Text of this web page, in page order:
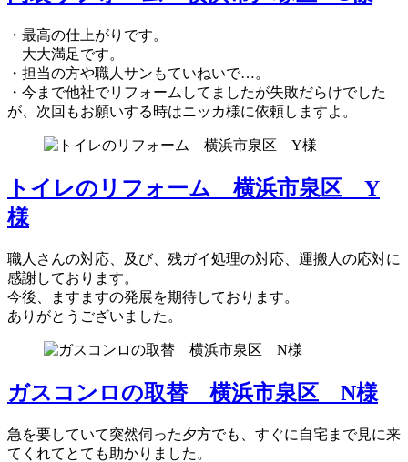
・最高の仕上がりです。
大大満足です。
・担当の方や職人サンもていねいで…。
・今まで他社でリフォームしてましたが失敗だらけでした
が、次回もお願いする時はニッカ様に依頼しますよ。
トイレのリフォーム 横浜市泉区 Y
様
職人さんの対応、及び、残ガイ処理の対応、運搬人の応対に
感謝しております。
今後、ますますの発展を期待しております。
ありがとうございました。
ガスコンロの取替 横浜市泉区 N様
急を要していて突然伺った夕方でも、すぐに自宅まで見に来
てくれてとても助かりました。